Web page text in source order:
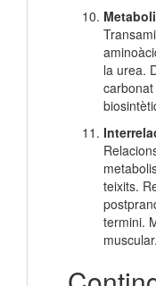
la urea.
teixits.
termini.
muscular.